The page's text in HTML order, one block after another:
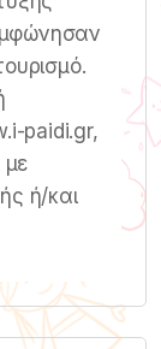
paidi.gr,
με
ή/και